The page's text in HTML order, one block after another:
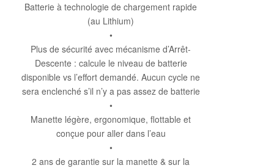
Batterie à technologie de chargement rapide
(au Lithium)
•
Plus de sécurité avec mécanisme d’Arrêt-
Descente : calcule le niveau de batterie
disponible vs l’effort demandé. Aucun cycle ne
sera enclenché s’il n’y a pas assez de batterie
•
Manette légère, ergonomique, flottable et
conçue pour aller dans l’eau
•
2 ans de garantie sur la manette & sur la